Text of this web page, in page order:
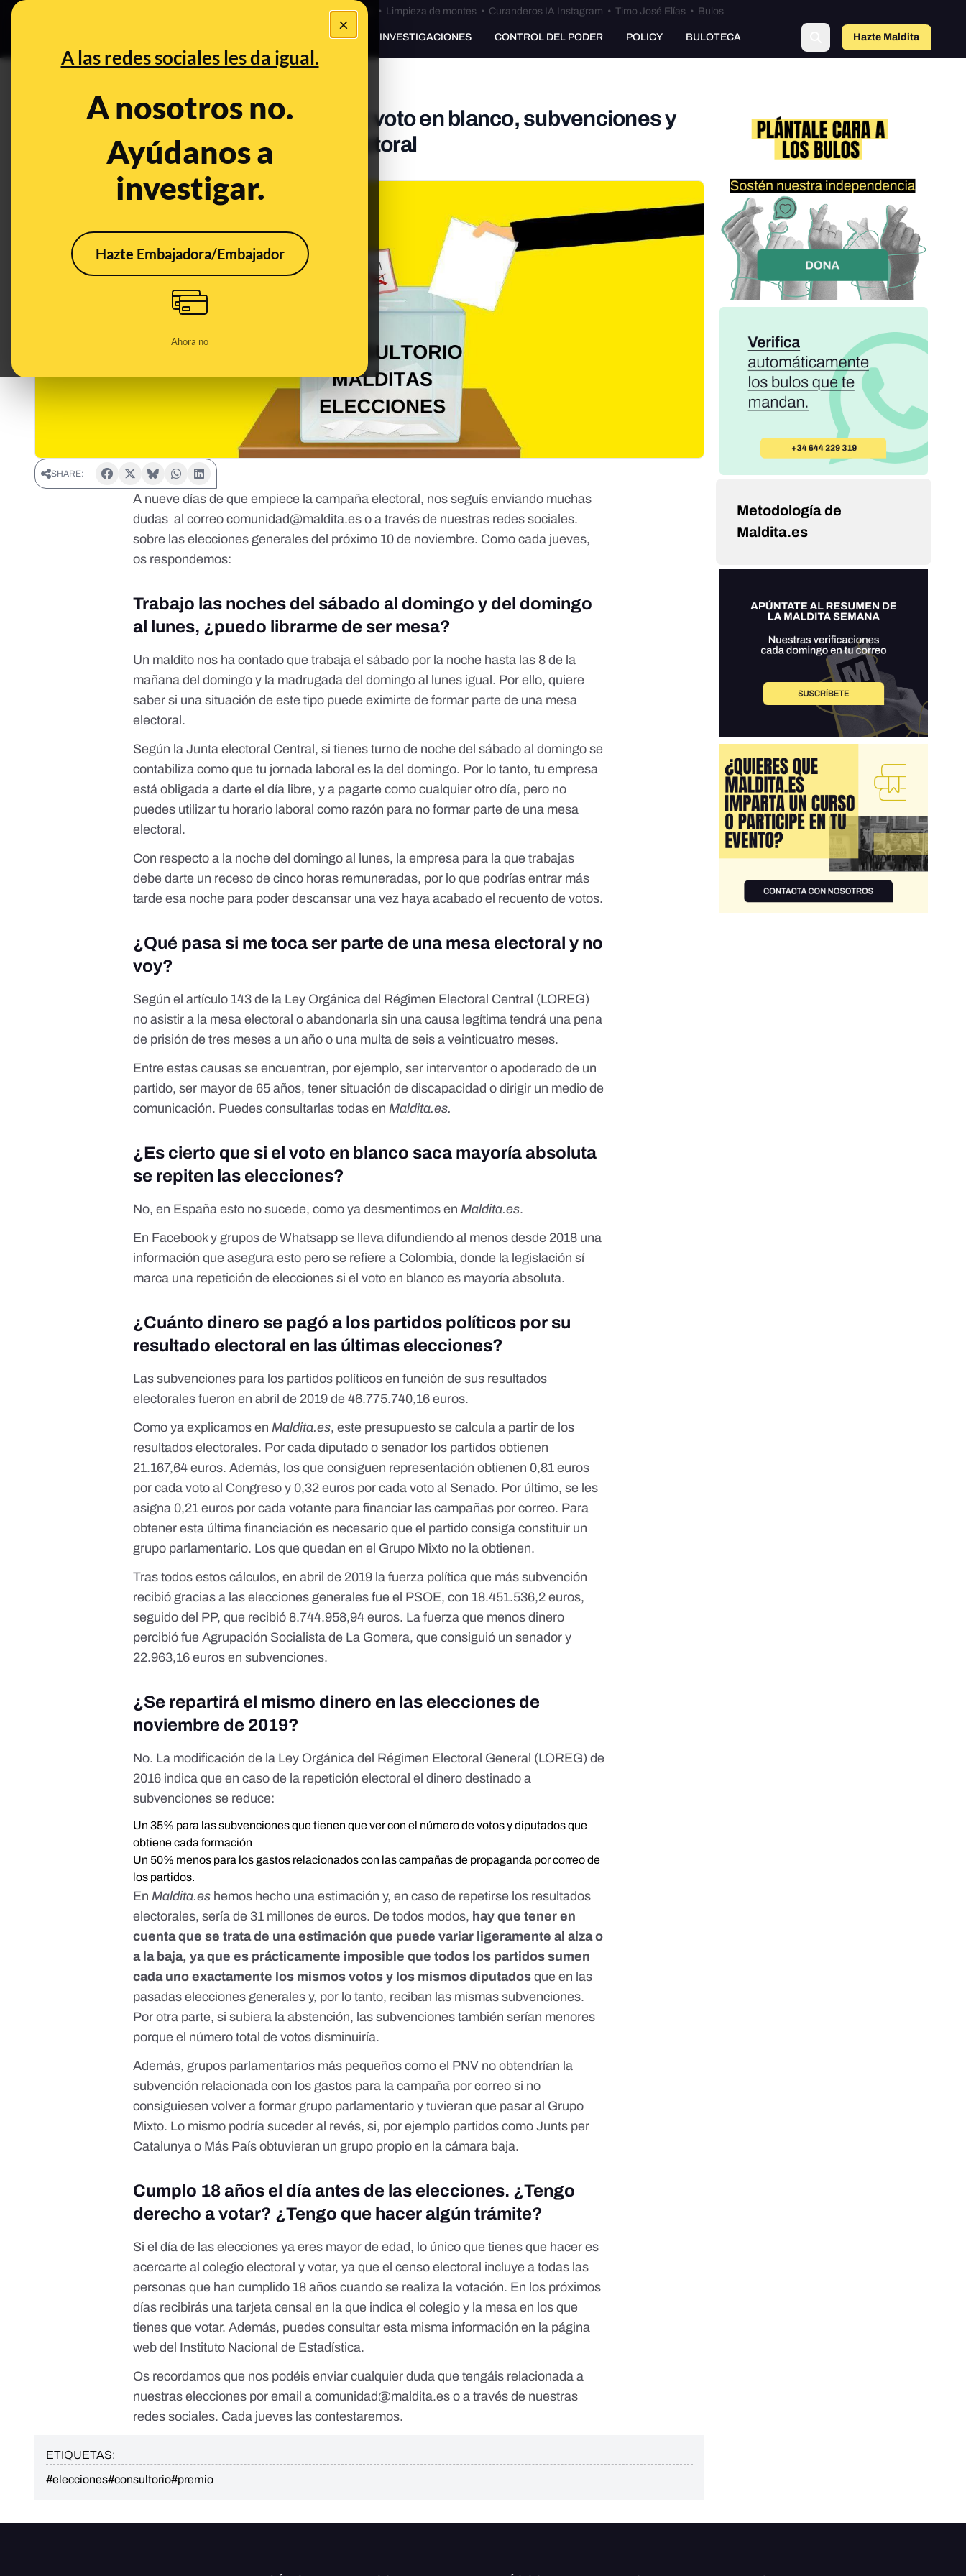
×
A las redes sociales les da igual.
A nosotros no.
Ayúdanos a
investigar.
Hazte Embajadora/Embajador
Ahora no
Bulos Ceuta • Limpieza de montes• Curanderos IA Instagram • Timo José Elías• Bulos
PREBUNKING INVESTIGACIONES CONTROL DEL PODER POLICY BULOTECA Hazte Maldito
a
II Consultorio Malditas Elecciones: voto en blanco, subvenciones y
castigo si no acudes a tu mesa electoral
Oct 24, 2019, 7:18:16 AM
SHARE:
A nueve días de que empiece la campaña electoral, nos seguís enviando muchas
dudas al correocomunidad@maldita.es o a través de nuestras redes sociales.
sobre las elecciones generales del próximo 10 de noviembre. Como cada jueves,
os respondemos:
Trabajo las noches del sábado al domingo y del domingo
al lunes, ¿puedo librarme de ser mesa?
Un maldito nos ha contado que trabaja el sábado por la noche hasta las 8 de la
mañana del domingo y la madrugada del domingo al lunes igual. Por ello, quiere
saber si una situación de este tipo puede eximirte de formar parte de una mesa
electoral.
Según la Junta electoral Central , si tienes turno de noche del sábado al domingo se
contabiliza como que tu jornada laboral es la del domingo. Por lo tanto, tu empresa
está obligada a darte el día libre, y a pagarte como cualquier otro día, pero no
puedes utilizar tu horario laboral como razón para no formar parte de una mesa
electoral.
Con respecto a la noche del domingo al lunes, la empresa para la que trabajas
debe darte un receso de cinco horas remuneradas, por lo que podrías entrar más
tarde esa noche para poder descansar una vez haya acabado el recuento de votos.
¿Qué pasa si me toca ser parte de una mesa electoral y no
voy?
Según elartículo 143 de la Ley Orgánica del Régimen Electoral Central (LOREG)
no asistir a la mesa electoral o abandonarla sin una causa legítima tendrá una pena
de prisión de tres meses a un año o una multa de seis a veinticuatro meses.
Entre estas causas se encuentran, por ejemplo, ser interventor o apoderado de un
partido, ser mayor de 65 años, tener situación de discapacidad o dirigir un medio de
comunicación. Puedes consultarlas todas enMaldita.es.
¿Es cierto que si el voto en blanco saca mayoría absoluta
se repiten las elecciones?
No, en España esto no sucede,como ya desmentimos enMaldita.es.
En Facebook y grupos de Whatsapp se lleva difundiendo al menos desde 2018 una
información que asegura esto pero se refiere a Colombia,donde la legislación sí
marca una repetición de elecciones si el voto en blanco es mayoría absoluta.
¿Cuánto dinero se pagó a los partidos políticos por su
resultado electoral en las últimas elecciones?
Las subvenciones para los partidos políticos en función de sus resultados
electorales fueron en abril de 2019 de 46.775.740,16 euros.
Como ya explicamos enMaldita.es, este presupuesto se calcula a partir de los
resultados electorales. Por cada diputado o senador los partidos obtienen
21.167,64 euros. Además, los que consiguen representación obtienen 0,81 euros
por cada voto al Congreso y 0,32 euros por cada voto al Senado. Por último, se les
asigna 0,21 euros por cada votante para financiar las campañas por correo. Para
obtener esta última financiación es necesario que el partido consiga constituir un
grupo parlamentario. Los que quedan en el Grupo Mixto no la obtienen.
Tras todos estos cálculos, en abril de 2019 la fuerza política que más subvención
recibió gracias a las elecciones generales fue el PSOE, con 18.451.536,2 euros,
seguido del PP, que recibió 8.744.958,94 euros. La fuerza que menos dinero
percibió fue Agrupación Socialista de La Gomera, que consiguió un senador y
22.963,16 euros en subvenciones.
¿Se repartirá el mismo dinero en las elecciones de
noviembre de 2019?
No. La modificación de la Ley Orgánica del Régimen Electoral General (LOREG) de
2016 indica que en caso de la repetición electoral el dinero destinado a
subvenciones se reduce:
Un 35% para las subvenciones que tienen que ver con el número de votos y diputados que
obtiene cada formación
Un 50% menos para los gastos relacionados con las campañas de propaganda por correo de
los partidos.
EnMaldita.es hemos hecho una estimación y, en caso de repetirse los resultados
electorales, sería de 31 millones de euros. De todos modos, hay que tener en
cuenta que se trata de una estimación que puede variar ligeramente al alza o
a la baja, ya que es prácticamente imposible que todos los partidos sumen
cada uno exactamente los mismos votos y los mismos diputados que en las
pasadas elecciones generales y, por lo tanto, reciban las mismas subvenciones.
Por otra parte, si subiera la abstención, las subvenciones también serían menores
porque el número total de votos disminuiría.
Además, grupos parlamentarios más pequeños como el PNV no obtendrían la
subvención relacionada con los gastos para la campaña por correo si no
consiguiesen volver a formar grupo parlamentario y tuvieran que pasar al Grupo
Mixto. Lo mismo podría suceder al revés, si, por ejemplo partidos como Junts per
Catalunya o Más País obtuvieran un grupo propio en la cámara baja.
Cumplo 18 años el día antes de las elecciones. ¿Tengo
derecho a votar? ¿Tengo que hacer algún trámite?
Si el día de las elecciones ya eres mayor de edad, lo único que tienes que hacer es
acercarte al colegio electoral y votar, ya que el censo electoral incluye a todas las
personas que han cumplido 18 años cuando se realiza la votación. En los próximos
días recibirás una tarjeta censal en la que indica el colegio y la mesa en los que
tienes que votar. Además, puedes consultar esta misma información en la página
web del Instituto Nacional de Estadística.
Os recordamos que nos podéis enviar cualquier duda que tengáis relacionada a
nuestras elecciones por email acomunidad@maldita.es o a través de nuestras
redes sociales. Cada jueves las contestaremos.
ETIQUETAS:
#elecciones#consultorio#premio
Metodología de
Maldita.es